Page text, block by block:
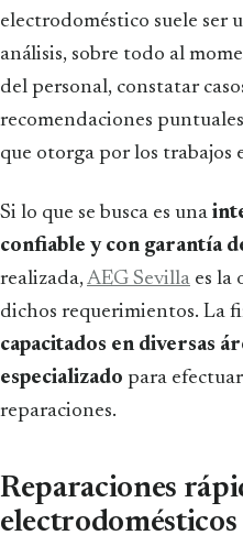
electrodoméstico suele ser
análisis, sobre todo al
del personal, constatar
recomendaciones
que otorga por los trabajos
Si lo que se busca es una
confiable y con garantía
realizada,AEG Sevilla es la
dichos requerimientos. La
capacitados en diversas
especializado para
reparaciones.
Reparaciones
electrodomésticos